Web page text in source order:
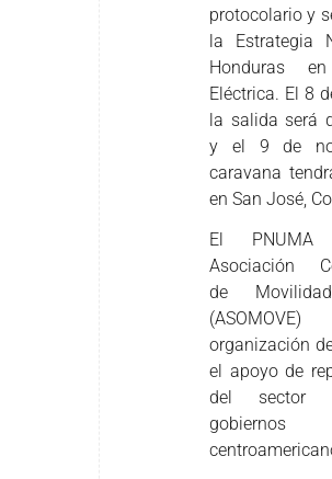
protocolario y
la Estrategia
Honduras
Eléctrica. El 8
la salida será
y el 9 de
caravana
en San José,
El PNUMA
Asociación
de
organización
el apoyo de
del sector
gobiernos